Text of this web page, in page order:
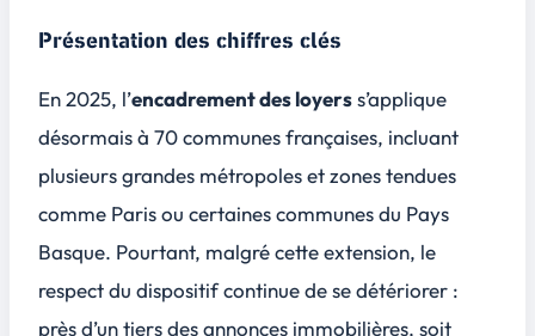
Présentation des chiffres clés
En 2025, l’encadrement des loyerss’applique
désormais à 70 communes françaises, incluant
plusieurs grandes métropoles et zones tendues
comme Paris ou certaines communes du Pays
Basque. Pourtant, malgré cette extension, le
respect du dispositif continue de se détériorer :
près d’un tiers des annonces immobilières, soit